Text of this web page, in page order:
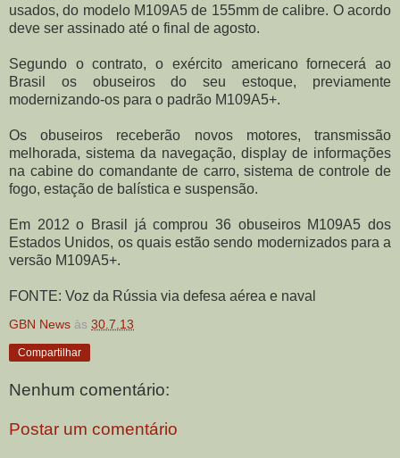
usados, do modelo M109A5 de 155mm de calibre. O acordo
deve ser assinado até o final de agosto.
Segundo o contrato, o exército americano fornecerá ao
Brasil os obuseiros do seu estoque, previamente
modernizando-os para o padrão M109A5+.
Os obuseiros receberão novos motores, transmissão
melhorada, sistema da navegação, display de informações
na cabine do comandante de carro, sistema de controle de
fogo, estação de balística e suspensão.
Em 2012 o Brasil já comprou 36 obuseiros M109A5 dos
Estados Unidos, os quais estão sendo modernizados para a
versão M109A5+.
FONTE: Voz da Rússia via defesa aérea e naval
GBN News às 30.7.13
Compartilhar
Nenhum comentário:
Postar um comentário